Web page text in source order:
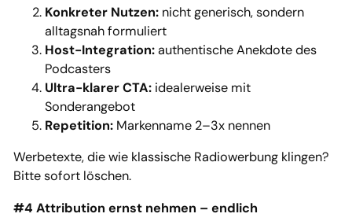
Konkreter Nutzen: nicht generisch, sondern
alltagsnah formuliert
Host-Integration:authentische Anekdote des
Podcasters
Ultra-klarer CTA: idealerweise mit
Sonderangebot
Repetition: Markenname 2–3x nennen
Werbetexte, die wie klassische Radiowerbung klingen?
Bitte sofort löschen.
#4 Attribution ernst nehmen – endlich